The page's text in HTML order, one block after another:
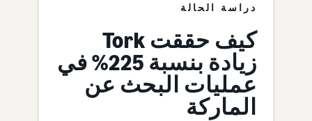
دراسة الحالة
كيف حققت Tork
زيادة بنسبة 225% في
عمليات البحث عن
الماركة